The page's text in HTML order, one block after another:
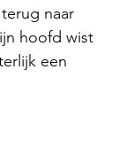
naar
hoofd wist
een